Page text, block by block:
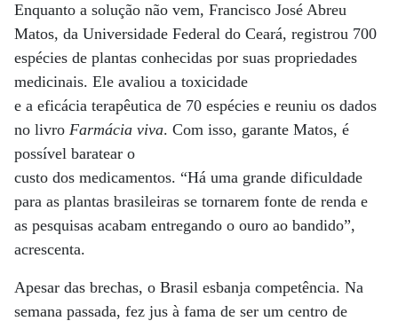
Enquanto a solução não vem, Francisco José Abreu
Matos, da Universidade Federal do Ceará, registrou 700
espécies de plantas conhecidas por suas propriedades
medicinais. Ele avaliou a toxicidade
e a eficácia terapêutica de 70 espécies e reuniu os dados
no livro Farmácia viva. Com isso, garante Matos, é
possível baratear o
custo dos medicamentos. “Há uma grande dificuldade
para as plantas brasileiras se tornarem fonte de renda e
as pesquisas acabam entregando o ouro ao bandido”,
acrescenta.
Apesar das brechas, o Brasil esbanja competência. Na
semana passada, fez jus à fama de ser um centro de